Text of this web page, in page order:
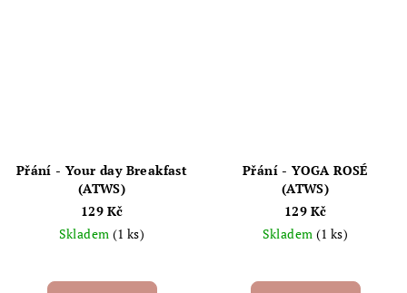
Přání - Your day Breakfast
(ATWS)
129 Kč
Skladem (1 ks)
Přání - YOGA ROSÉ
(ATWS)
129 Kč
Skladem (1 ks)